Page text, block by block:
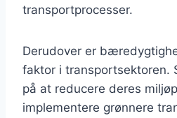
transportprocesser.
Derudover er
faktor i transportsektoren.
på at reducere deres
implementere grønnere